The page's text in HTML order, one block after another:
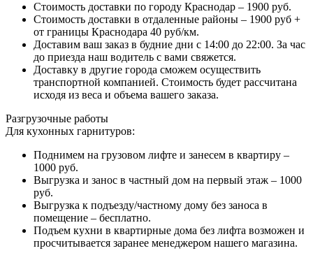
Стоимость доставки по городу Краснодар – 1900 руб.
Стоимость доставки в отдаленные районы – 1900 руб +
от границы Краснодара 40 руб/км.
Доставим ваш заказ в будние дни с 14:00 до 22:00. За час
до приезда наш водитель с вами свяжется.
Доставку в другие города сможем осуществить
транспортной компанией. Стоимость будет рассчитана
исходя из веса и объема вашего заказа.
Разгрузочные работы
Для кухонных гарнитуров:
Поднимем на грузовом лифте и занесем в квартиру –
1000 руб.
Выгрузка и занос в частный дом на первый этаж – 1000
руб.
Выгрузка к подъезду/частному дому без заноса в
помещение – бесплатно.
Подъем кухни в квартирные дома без лифта возможен и
просчитывается заранее менеджером нашего магазина.